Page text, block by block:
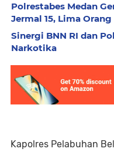
Polrestabes Medan
Jermal 15, Lima
Sinergi BNN RI dan
Narkotika
Kapolres Pelabuhan